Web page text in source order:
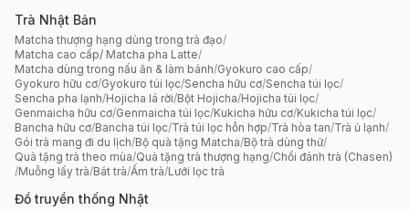
Trà Nhật Bản
Matcha thượng hạng dùng trong trà đạo/
Matcha cao cấp/ Matcha pha Latte/
Matcha dùng trong nấu ăn & làm bánh/Gyokuro cao cấp/
Gyokuro hữu cơ/Gyokuro túi lọc/Sencha hữu cơ/Sencha túi lọc/
Sencha pha lạnh/Hojicha lá rời/Bột Hojicha/Hojicha túi lọc/
Genmaicha hữu cơ/Genmaicha túi lọc/Kukicha hữu cơ/Kukicha túi lọc/
Bancha hữu cơ/Bancha túi lọc/Trà túi lọc hỗn hợp/Trà hòa tan/Trà ủ lạnh/
Gói trà mang đi du lịch/Bộ quà tặng Matcha/Bộ trà dùng thử/
Quà tặng trà theo mùa/Quà tặng trà thượng hạng/Chổi đánh trà (Chasen)
/Muỗng lấy trà/Bát trà/Ấm trà/Lưới lọc trà
Đồ truyền thống Nhật